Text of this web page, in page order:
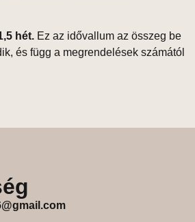
hét. Ez az idővallum az összeg be
és függ a megrendelések számától